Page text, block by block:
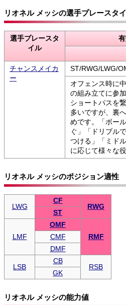
リオネル メッシの選手プレースタ
選手プレースタ
イル
チャンスメイカ
ー
ST/RWG/LWG/
オフェンス時に
の組み立てに参加
ショートパスを
多いですが、裏
めです。「ボー
ぐ」「ドリブル
つける」「ミド
に応じて様々な
リオネル メッシのポジション適性
LWG
CF
RWG
ST
LMF
OMF
RMF
CMF
DMF
LSB
CB
RSB
GK
リオネル メッシの能力値